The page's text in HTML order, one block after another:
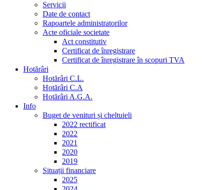
Servicii
Date de contact
Rapoartele administratorilor
Acte oficiale societate
Act constitutiv
Certificat de înregistrare
Certificat de înregistrare în scopuri TVA
Hotărâri
Hotărâri C.L.
Hotărâri C.A
Hotărâri A.G.A.
Info
Buget de venituri și cheltuieli
2022 rectificat
2022
2021
2020
2019
Situații financiare
2025